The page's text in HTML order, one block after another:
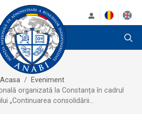
Acasa
Eveniment
organizată la Constanța în cadrul
„Continuarea consolidării...